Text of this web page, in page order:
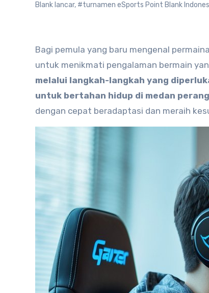
Blank lancar, #turnamen eSports Point Blank
Bagi pemula yang baru mengenal permainan Point Blank, memahami dasar-dasar permainan ini sangat penting
untuk menikmati pengalaman bermain
melalui langkah-langkah yang
untuk bertahan hidup di medan
dengan cepat beradaptasi dan meraih